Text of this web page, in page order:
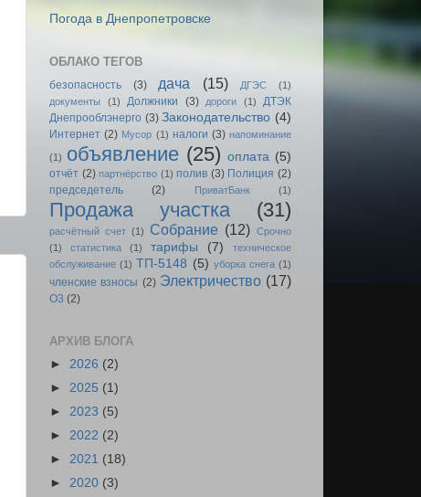
Погода в Днепропетровске
ОБЛАКО ТЕГОВ
безопасность (3) дача (15) ДГЭС
(1)
документы
(1) Должники (3) дороги (1)
ДТЭК
Днепрооблэнерго (3) Законодательство (4)
Интернет (2) Мусор (1) налоги (3) напоминание
(1) объявление (25) оплата (5)
отчёт (2) партнёрство (1) полив (3) Полиция (2)
председетель
(2) ПриватБанк (1)
Продажа участка (31)
расчётный счет (1) Собрание (12) Срочно
(1)
статистика (1) тарифы (7)
техническое
обслуживание (1) ТП-5148 (5) уборка снега (1)
членские взносы (2) Электричество (17)
O3 (2)
АРХИВ БЛОГА
► 2026 (2)
► 2025 (1)
► 2023 (5)
► 2022 (2)
► 2021 (18)
► 2020 (3)